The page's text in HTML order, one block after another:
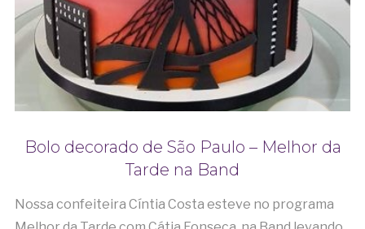
Bolo decorado de São Paulo – Melhor da
Tarde na Band
Nossa confeiteira Cíntia Costa esteve no programa